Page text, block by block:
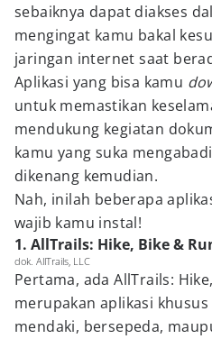
sebaiknya dapat diakses
mengingat kamu bakal
jaringan internet saat
Aplikasi yang bisa kamu
untuk memastikan
mendukung kegiatan
kamu yang suka
dikenang kemudian.
Nah, inilah beberapa
wajib kamu instal!
1. AllTrails: Hike, Bike &
dok. AllTrails, LLC
Pertama, ada AllTrails:
merupakan aplikasi
mendaki, bersepeda,